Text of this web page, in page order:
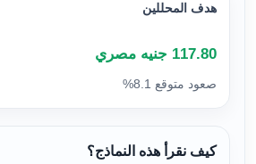
هدف المحللين
117.80 جنيه مصري
صعود متوقع 8.1%
كيف نقرأ هذه النماذج؟